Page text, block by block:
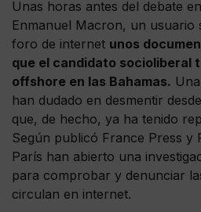
Unas horas antes del debate
Enmanuel Macron, un usuario
foro de internet unos
que el candidato socioliberal
offshore en las Bahamas.
han dudado en desmentir
que, de hecho, ya ha tenido
Según publicó France Press y
París han abierto una
para comprobar y denunciar
circulan en internet.